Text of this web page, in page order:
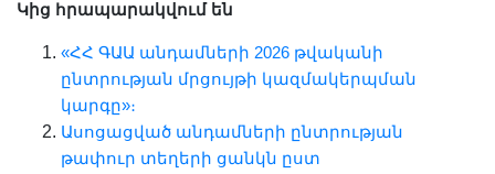
Կից հրապարակվում են
«ՀՀ ԳԱԱ անդամների 2026 թվականի
ընտրության մրցույթի կազմակերպման
կարգը»։
Ասոցացված անդամների ընտրության
թափուր տեղերի ցանկն ըստ